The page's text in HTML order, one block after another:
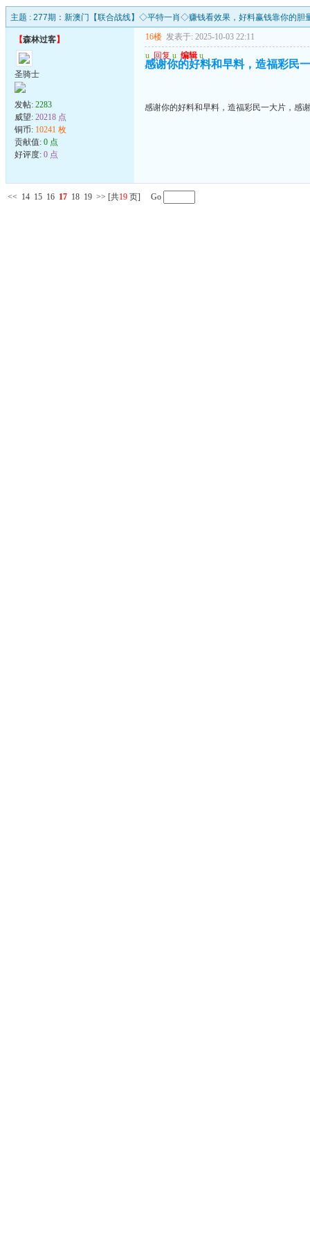
主题 : 277期：新澳门【联合战线】◇平特一肖◇赚钱看效果，好料赢钱靠你的胆
【森林过客】
圣骑士
发帖: 2283
威望: 20218 点
铜币: 10241 枚
贡献值: 0 点
好评度: 0 点
16楼 发表于: 2025-10-03 22:11
u 回复 u 编辑 u
感谢你的好料和早料，造福彩民
感谢你的好料和早料，造福彩民一大片，感
<< 14 15 16 17 18 19 >> [共19 页] Go